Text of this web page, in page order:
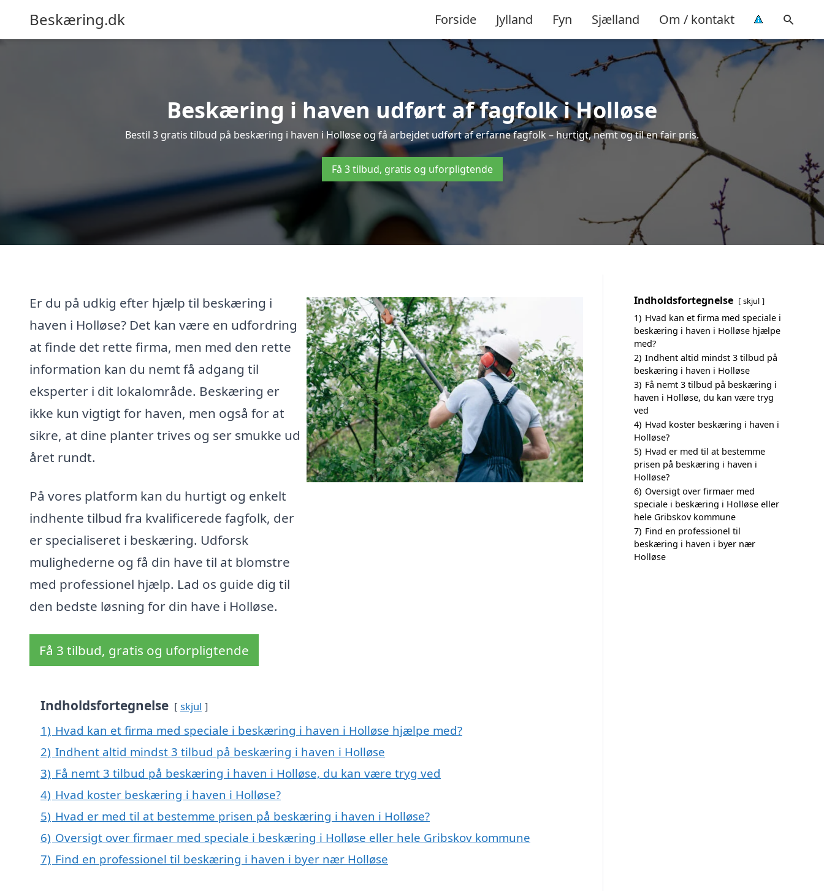
Beskæring.dk Forside Jylland Fyn Sjælland Om / kontakt
Beskæring i haven udført af fagfolk i Holløse
Bestil 3 gratis tilbud på beskæring i haven i Holløse og få arbejdet udført af erfarne fagfolk – hurtigt, nemt og til en fair pris.
Få 3 tilbud, gratis og uforpligtende
Er du på udkig efter hjælp til beskæring i
haven i Holløse? Det kan være en udfordring
at finde det rette firma, men med den rette
information kan du nemt få adgang til
eksperter i dit lokalområde. Beskæring er
ikke kun vigtigt for haven, men også for at
sikre, at dine planter trives og ser smukke ud
året rundt.
På vores platform kan du hurtigt og enkelt
indhente tilbud fra kvalificerede fagfolk, der
er specialiseret i beskæring. Udforsk
mulighederne og få din have til at blomstre
med professionel hjælp. Lad os guide dig til
den bedste løsning for din have i Holløse.
Få 3 tilbud, gratis og uforpligtende
Indholdsfortegnelse skjul
1) Hvad kan et firma med speciale i beskæring i haven i Holløse hjælpe med?
2) Indhent altid mindst 3 tilbud på beskæring i haven i Holløse
3) Få nemt 3 tilbud på beskæring i haven i Holløse, du kan være tryg ved
4) Hvad koster beskæring i haven i Holløse?
5) Hvad er med til at bestemme prisen på beskæring i haven i Holløse?
6) Oversigt over firmaer med speciale i beskæring i Holløse eller hele Gribskov kommune
7) Find en professionel til beskæring i haven i byer nær Holløse
Indholdsfortegnelse skjul
1) Hvad kan et firma med speciale i
beskæring i haven i Holløse hjælpe
med?
2) Indhent altid mindst 3 tilbud på
beskæring i haven i Holløse
3) Få nemt 3 tilbud på beskæring i
haven i Holløse, du kan være tryg
ved
4) Hvad koster beskæring i haven i
Holløse?
5) Hvad er med til at bestemme
prisen på beskæring i haven i
Holløse?
6) Oversigt over firmaer med
speciale i beskæring i Holløse eller
hele Gribskov kommune
7) Find en professionel til
beskæring i haven i byer nær
Holløse